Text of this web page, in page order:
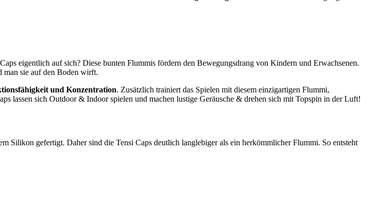
eigentlich auf sich? Diese bunten Flummis fördern den Bewegungsdrang von Kindern und Erwachsenen.
man sie auf den Boden wirft.
und Konzentration. Zusätzlich trainiert das Spielen mit diesem einzigartigen Flummi,
lassen sich Outdoor & Indoor spielen und machen lustige Geräusche & drehen sich mit Topspin in der Luft!
Silikon gefertigt. Daher sind die Tensi Caps deutlich langlebiger als ein herkömmlicher Flummi. So entsteht